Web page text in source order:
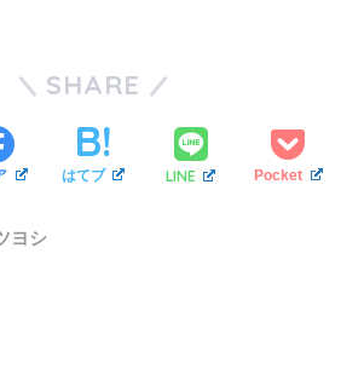
SHARE
はてブ LINE Pocket
ヨシ